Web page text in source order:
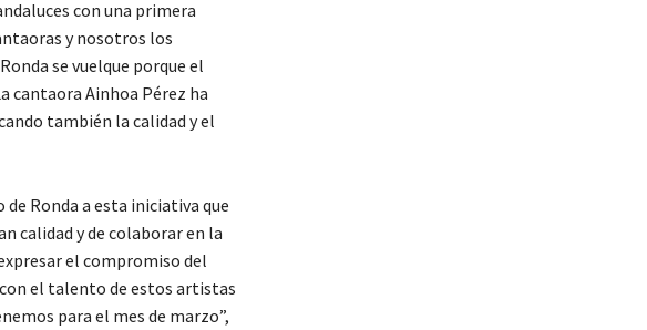
con una primera
y nosotros los
se vuelque porque el
cantaora Ainhoa Pérez ha
también la calidad y el
Ronda a esta iniciativa que
calidad y de colaborar en la
el compromiso del
el talento de estos artistas
para el mes de marzo”,